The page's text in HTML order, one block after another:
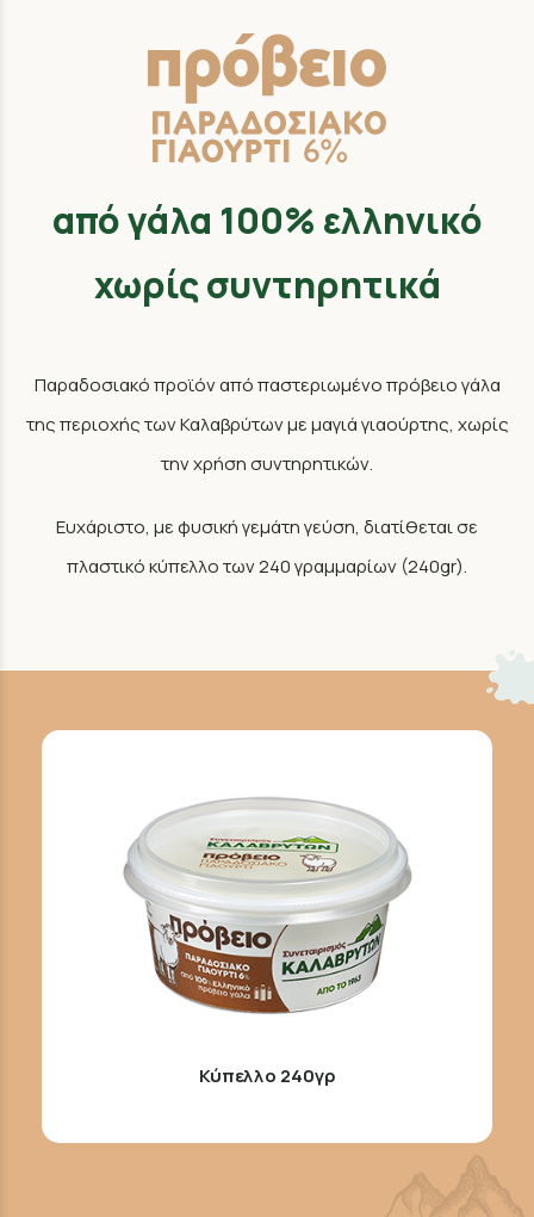
από γάλα 100% ελληνικό
χωρίς συντηρητικά
Παραδοσιακό προϊόν από παστεριωμένο πρόβειο γάλα
της περιοχής των Καλαβρύτων με μαγιά γιαούρτης, χωρίς
την χρήση συντηρητικών.
Ευχάριστο, με φυσική γεμάτη γεύση, διατίθεται σε
πλαστικό κύπελλο των 240 γραμμαρίων (240gr).
Κύπελλο 240γρ